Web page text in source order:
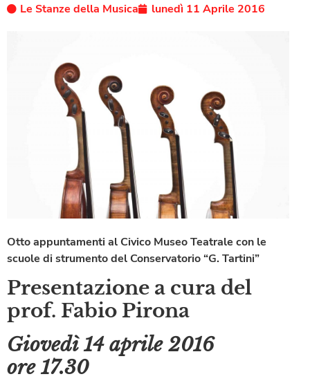
Le Stanze della Musica lunedì 11 Aprile 2016
Otto appuntamenti al Civico Museo Teatrale con le
scuole di strumento del Conservatorio “G. Tartini”
Presentazione a cura del
prof. Fabio Pirona
Giovedì 14 aprile 2016
ore 17.30